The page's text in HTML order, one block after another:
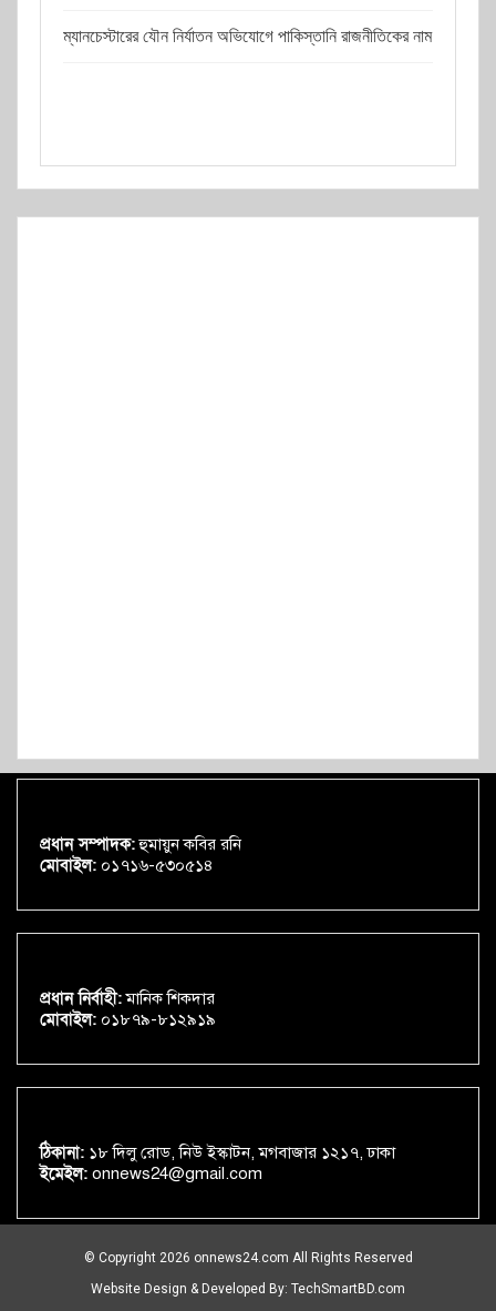
ম্যানচেস্টারের যৌন নির্যাতন অভিযোগে পাকিস্তানি রাজনীতিকের নাম
প্রধান সম্পাদক:হুমায়ুন কবির রনি
মোবাইল: ০১৭১৬-৫৩০৫১৪
প্রধান নির্বাহী:মানিক শিকদার
মোবাইল: ০১৮৭৯-৮১২৯১৯
ঠিকানা: ১৮ দিলু রোড, নিউ ইস্কাটন, মগবাজার ১২১৭, ঢাকা
ইমেইল: onnews24@gmail.com
© Copyright 2026 onnews24.com All Rights Reserved
Website Design & Developed By: TechSmartBD.com